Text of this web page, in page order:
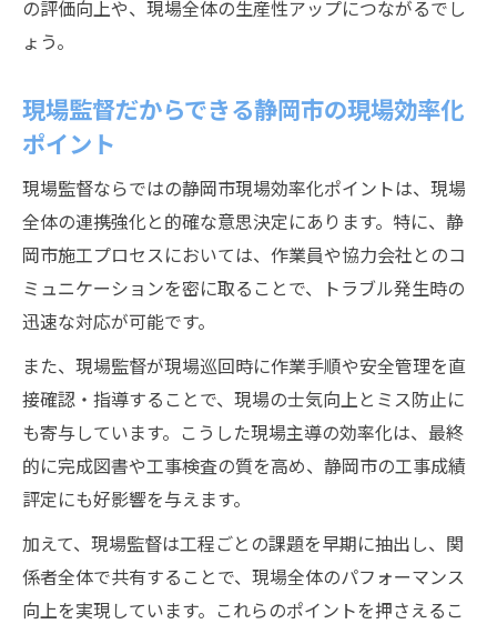
の評価向上や、現場全体の生産性アップにつながるでし
ょう。
現場監督だからできる静岡市の現場効率化
ポイント
現場監督ならではの静岡市現場効率化ポイントは、現場
全体の連携強化と的確な意思決定にあります。特に、静
岡市施工プロセスにおいては、作業員や協力会社とのコ
ミュニケーションを密に取ることで、トラブル発生時の
迅速な対応が可能です。
また、現場監督が現場巡回時に作業手順や安全管理を直
接確認・指導することで、現場の士気向上とミス防止に
も寄与しています。こうした現場主導の効率化は、最終
的に完成図書や工事検査の質を高め、静岡市の工事成績
評定にも好影響を与えます。
加えて、現場監督は工程ごとの課題を早期に抽出し、関
係者全体で共有することで、現場全体のパフォーマンス
向上を実現しています。これらのポイントを押さえるこ